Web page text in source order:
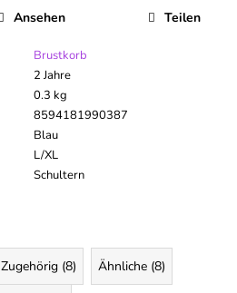
Brustkorb
2 Jahre
0.3 kg
8594181990387
Blau
L/XL
Schultern
Ansehen Teilen
Zugehörig (8) Ähnliche (8)